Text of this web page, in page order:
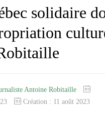
solidaire
Antoine Robitaille
Création : 11 août 2023